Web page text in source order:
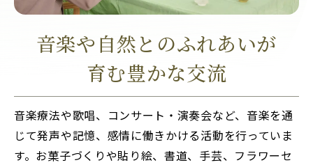
音楽や自然とのふれあいが
育む豊かな交流
音楽療法や歌唱、コンサート・演奏会など、音楽を通
じて発声や記憶、感情に働きかける活動を行っていま
す。お菓子づくりや貼り絵、書道、手芸、フラワーセ